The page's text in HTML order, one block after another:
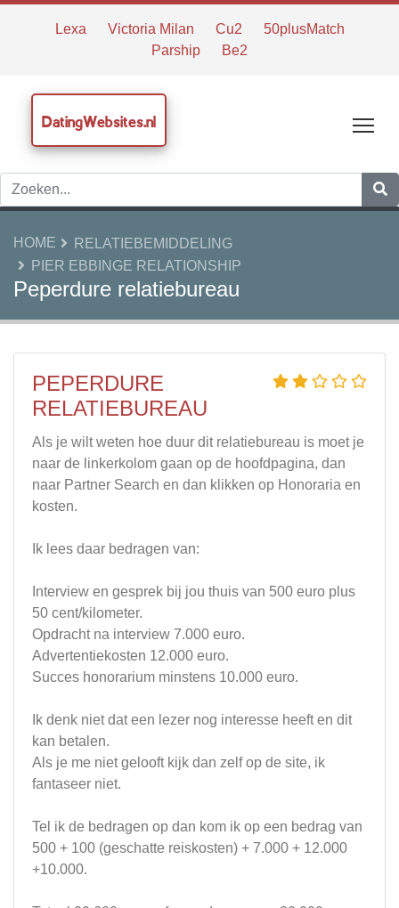
Lexa Victoria Milan Cu2
50plusMatch
Parship
Be2
DatingWebsites.nl
HOME
RELATIEBEMIDDELING
PIER EBBINGE RELATIONSHIP
Peperdure relatiebureau
PEPERDURE
RELATIEBUREAU
Als je wilt weten hoe duur dit relatiebureau is moet je
naar de linkerkolom gaan op de hoofdpagina, dan
naar Partner Search en dan klikken op Honoraria en
kosten.
Ik lees daar bedragen van:
Interview en gesprek bij jou thuis van 500 euro plus
50 cent/kilometer.
Opdracht na interview 7.000 euro.
Advertentiekosten 12.000 euro.
Succes honorarium minstens 10.000 euro.
Ik denk niet dat een lezer nog interesse heeft en dit
kan betalen.
Als je me niet gelooft kijk dan zelf op de site, ik
fantaseer niet.
Tel ik de bedragen op dan kom ik op een bedrag van
500 + 100 (geschatte reiskosten) + 7.000 + 12.000
+10.000.